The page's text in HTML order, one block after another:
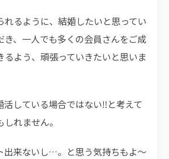
れるように、結婚したいと思ってい
き、一人でも多くの会員さんをご成
るよう、頑張っていきたいと思いま
活している場合ではない‼と考えて
れません。
出来ないし…。と思う気持ちもよ～